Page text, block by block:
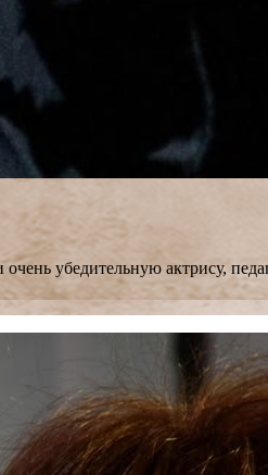
очень убедительную актрису,